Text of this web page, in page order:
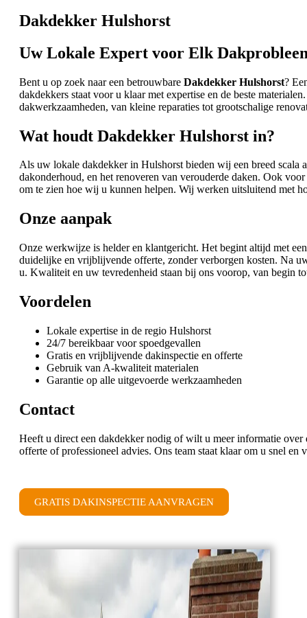
Dakdekker Hulshorst
Uw Lokale Expert voor Elk
Bent u op zoek naar een betrouwbare Dakdekker Hulshorst?
dakdekkers staat voor u klaar met expertise en de beste
dakwerkzaamheden, van kleine reparaties tot grootschalige
Wat houdt Dakdekker Hulshorst in?
Als uw lokale dakdekker in Hulshorst bieden wij een breed scala
dakonderhoud, en het renoveren van verouderde daken. Ook
om te zien hoe wij u kunnen helpen. Wij werken uitsluitend met
Onze aanpak
Onze werkwijze is helder en klantgericht. Het begint altijd met
duidelijke en vrijblijvende offerte, zonder verborgen kosten. Na
u. Kwaliteit en uw tevredenheid staan bij ons voorop, van begin
Voordelen
Lokale expertise in de regio Hulshorst
24/7 bereikbaar voor spoedgevallen
Gratis en vrijblijvende dakinspectie en offerte
Gebruik van A-kwaliteit materialen
Garantie op alle uitgevoerde werkzaamheden
Contact
Heeft u direct een dakdekker nodig of wilt u meer informatie
offerte of professioneel advies. Ons team staat klaar om u snel
GRATIS DAKINSPECTIE AANVRAGEN